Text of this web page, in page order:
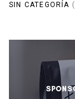
SIN CATEGORÍA